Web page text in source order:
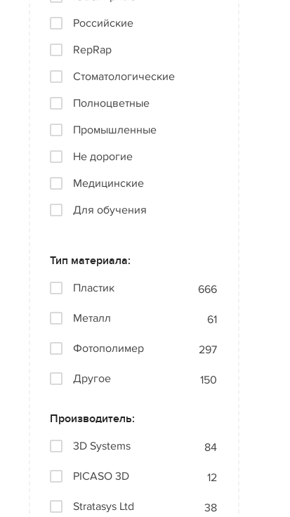
Российские
RepRap
Стоматологические
Полноцветные
Промышленные
Не дорогие
Медицинские
Для обучения
Тип материала:
Пластик
666
Металл 61
Фотополимер 297
Другое 150
Производитель:
3D Systems
84
PICASO 3D 12
Stratasys Ltd 38